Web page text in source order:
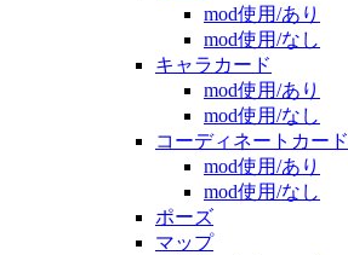
mod使用/あり
mod使用/なし
キャラカード
mod使用/あり
mod使用/なし
コーディネートカード
mod使用/あり
mod使用/なし
ポーズ
マップ